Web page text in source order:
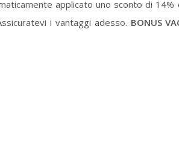
applicato uno sconto di 14%
i vantaggi adesso. BONUS